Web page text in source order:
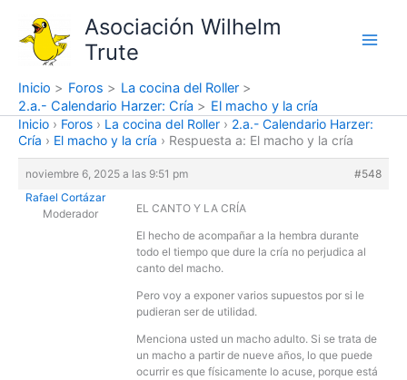
contenido
Asociación Wilhelm
Trute
Inicio Foros
La cocina del Roller
2.a.- Calendario Harzer: Cría
El macho y la cría
Inicio › Foros › La cocina del Roller › 2.a.- Calendario Harzer:
Cría › El macho y la cría › Respuesta a: El macho y la cría
noviembre 6, 2025 a las 9:51 pm
#548
Rafael Cortázar
Moderador
EL CANTO Y LA CRÍA
El hecho de acompañar a la hembra durante
todo el tiempo que dure la cría no perjudica al
canto del macho.
Pero voy a exponer varios supuestos por si le
pudieran ser de utilidad.
Menciona usted un macho adulto. Si se trata de
un macho a partir de nueve años, lo que puede
ocurrir es que físicamente lo acuse, porque está